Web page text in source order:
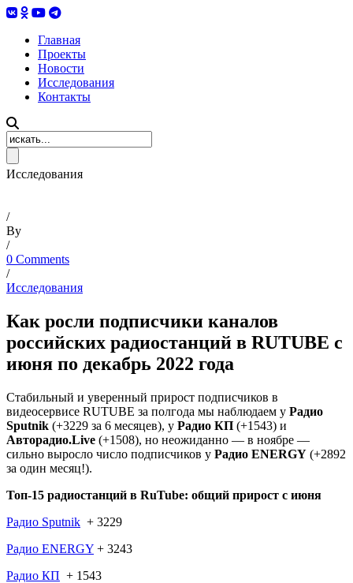
Главная
Проекты
Новости
Исследования
Контакты
Исследования
/
By
/
0 Comments
/
Исследования
Как росли подписчики каналов
российских радиостанций в RUTUBE с
июня по декабрь 2022 года
Стабильный и уверенный прирост подписчиков в
видеосервисе RUTUBE за полгода мы наблюдаем у Радио
Sputnik (+3229 за 6 месяцев), у Радио КП (+1543) и
Авторадио.Live (+1508), но неожиданно — в ноябре —
сильно выросло число подписчиков у Радио ENERGY (+2892
за один месяц!).
Топ-15 радиостанций в RuTube: общий прирост с июня
Радио Sputnik + 3229
Радио ENERGY + 3243
Радио КП + 1543